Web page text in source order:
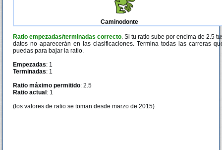
Caminodonte
Ratio empezadas/terminadas correcto. Si tu ratio sube por encima de 2.5
datos no aparecerán en las clasificaciones. Termina todas las carreras
puedas para bajar la ratio.
Empezadas: 1
Terminadas: 1
Ratio máximo permitido: 2.5
Ratio actual : 1
(los valores de ratio se toman desde marzo de 2015)